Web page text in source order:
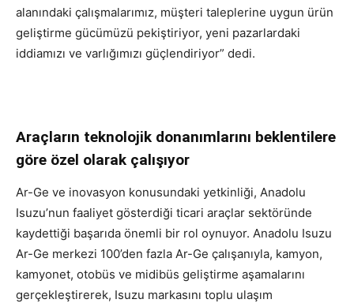
alanındaki çalışmalarımız, müşteri taleplerine uygun ürün
geliştirme gücümüzü pekiştiriyor, yeni pazarlardaki
iddiamızı ve varlığımızı güçlendiriyor” dedi.
Araçların teknolojik donanımlarını beklentilere
göre özel olarak çalışıyor
Ar-Ge ve inovasyon konusundaki yetkinliği, Anadolu
Isuzu’nun faaliyet gösterdiği ticari araçlar sektöründe
kaydettiği başarıda önemli bir rol oynuyor. Anadolu Isuzu
Ar-Ge merkezi 100’den fazla Ar-Ge çalışanıyla, kamyon,
kamyonet, otobüs ve midibüs geliştirme aşamalarını
gerçekleştirerek, Isuzu markasını toplu ulaşım